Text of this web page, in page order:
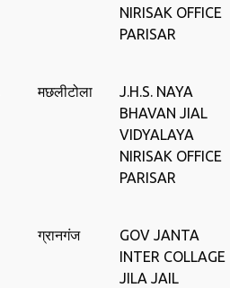
NIRISAK OFFICE
PARISAR
मछलीटोला
J.H.S. NAYA
BHAVAN JIAL
VIDYALAYA
NIRISAK OFFICE
PARISAR
ग्रानगंज
GOV JANTA
INTER COLLAGE
JILA JAIL